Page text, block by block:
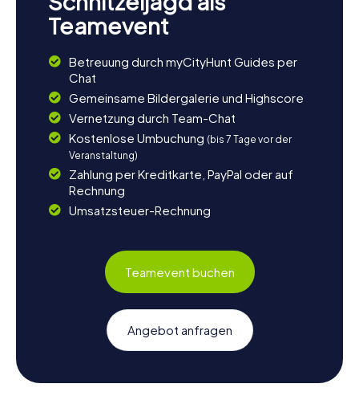
Teamevent
Betreuung durch myCityHunt Guides per
Chat
Gemeinsame Bildergalerie und Highscore
Vernetzung durch Team-Chat
Kostenlose Umbuchung (bis 7 Tage vor der
Veranstaltung)
Zahlung per Kreditkarte, PayPal oder auf
Rechnung
Umsatzsteuer-Rechnung
Teamevent buchen
Angebot anfragen